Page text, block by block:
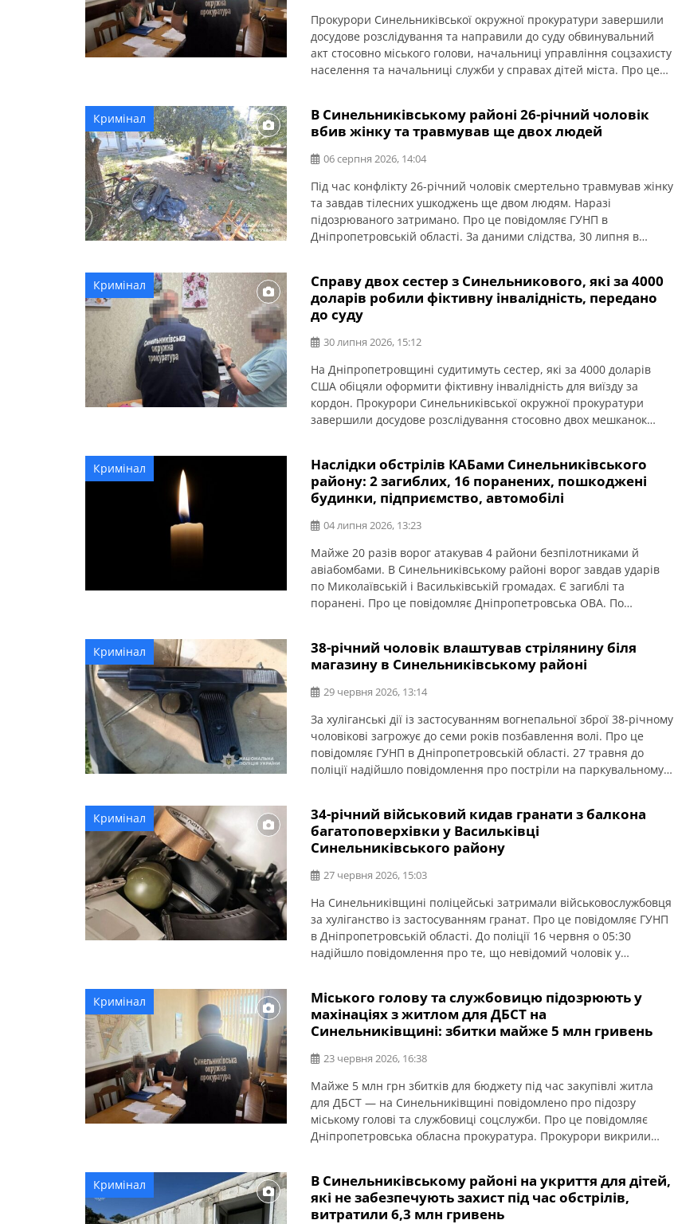
Прокурори Синельниківської окружної прокуратури завершили
досудове розслідування та направили до суду обвинувальний
акт стосовно міського голови, начальниці управління соцзахисту
населення та начальниці служби у справах дітей міста. Про це
вчиненому за попередньою змовою групою осіб, що
спричинило тяжкі наслідки (ч. 2 ст. 28, ч. 2 […]
Кримінал
В Синельниківському районі 26-річний чоловік
вбив жінку та травмував ще двох людей
06 серпня 2026, 14:04
Під час конфлікту 26-річний чоловік смертельно травмував жінку
та завдав тілесних ушкоджень ще двом людям. Наразі
підозрюваного затримано. Про це повідомляє ГУНП в
Дніпропетровській області. За даними слідства, 30 липня в
конфлікт. Під час сварки зловмисник завдав потерпілим
численних ударів […]
Кримінал
Справу двох сестер з Синельникового, які за 4000
доларів робили фіктивну інвалідність, передано
до суду
30 липня 2026, 15:12
На Дніпропетровщині судитимуть сестер, які за 4000 доларів
США обіцяли оформити фіктивну інвалідність для виїзду за
кордон. Прокурори Синельниківської окружної прокуратури
завершили досудове розслідування стосовно двох мешканок
чоловіків. Про це повідомляє Дніпропетровська обласна
прокуратура. Слідством встановлено, що обвинувачені
підшукували клієнтів серед чоловіків призовного віку. […]
Кримінал
Наслідки обстрілів КАБами Синельниківського
району: 2 загиблих, 16 поранених, пошкоджені
будинки, підприємство, автомобілі
04 липня 2026, 13:23
Майже 20 разів ворог атакував 4 райони безпілотниками й
авіабомбами. В Синельниківському районі ворог завдав ударів
по Миколаївській і Васильківській громадах. Є загиблі та
поранені. Про це повідомляє Дніпропетровська ОВА. По
річна жінка в лікарні у стані […]
Кримінал
38-річний чоловік влаштував стрілянину біля
магазину в Синельниківському районі
29 червня 2026, 13:14
За хуліганські дії із застосуванням вогнепальної зброї 38-річному
чоловікові загрожує до семи років позбавлення волі. Про це
повідомляє ГУНП в Дніпропетровській області. 27 травня до
поліції надійшло повідомлення про постріли на паркувальному
ознаками алкогольного сп’яніння перебували в автомобілі
Daewoo Sens. Один із […]
Кримінал
34-річний військовий кидав гранати з балкона
багатоповерхівки у Васильківці
Синельниківського району
27 червня 2026, 15:03
На Синельниківщині поліцейські затримали військовослужбовця
за хуліганство із застосуванням гранат. Про це повідомляє ГУНП
в Дніпропетровській області. До поліції 16 червня о 05:30
надійшло повідомлення про те, що невідомий чоловік у
немає. У дворі будинку виявили залишки гранат та встановили
квартиру, […]
Кримінал
Міського голову та службовицю підозрюють у
махінаціях з житлом для ДБСТ на
Синельниківщині: збитки майже 5 млн гривень
23 червня 2026, 16:38
Майже 5 млн грн збитків для бюджету під час закупівлі житла
для ДБСТ — на Синельниківщині повідомлено про підозру
міському голові та службовиці соцслужби. Про це повідомляє
Дніпропетровська обласна прокуратура. Прокурори викрили
не відповідало встановленим вимогам. Серед підозрюваних […]
Кримінал
В Синельниківському районі на укриття для дітей,
які не забезпечують захист під час обстрілів,
витратили 6,3 млн гривень